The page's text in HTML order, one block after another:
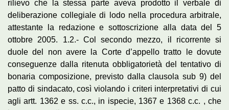
rilievo che la stessa parte aveva prodotto il verbale di
deliberazione collegiale di lodo nella procedura arbitrale,
attestante la redazione e sottoscrizione alla data del 5
ottobre 2005. 1.2.- Col secondo mezzo, il ricorrente si
duole del non avere la Corte d’appello tratto le dovute
conseguenze dalla ritenuta obbligatorietà del tentativo di
bonaria composizione, previsto dalla clausola sub 9) del
patto di sindacato, così violando i criteri interpretativi di cui
agli artt. 1362 e ss. c.c., in ispecie, 1367 e 1368 c.c. , che